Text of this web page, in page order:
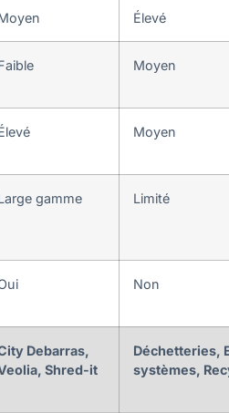
Élevé
Moyen
Moyen
gamme Limité
Non
Debarras,
Shred-it
Déchetteries,
systèmes,